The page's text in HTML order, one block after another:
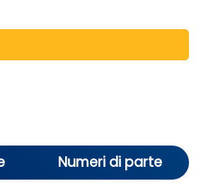
Numeri di parte